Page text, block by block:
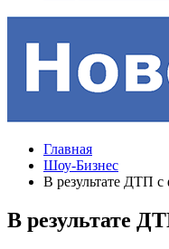
Главная
Шоу-Бизнес
В результате ДТП с
В результате